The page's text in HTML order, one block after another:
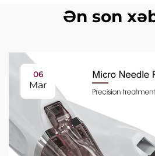
Ən son
06
Mar